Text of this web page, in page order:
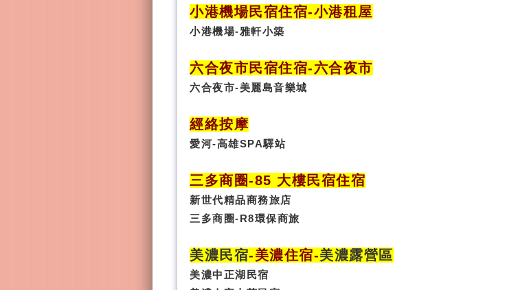
小港機場民宿住宿-小港租屋
小港機場-雅軒小築
六合夜市民宿住宿-六合夜市
六合夜市-美麗島音樂城
經絡按摩
愛河-高雄SPA驛站
三多商圈-85 大樓民宿住宿
新世代精品商務旅店
三多商圈-R8環保商旅
美濃民宿-美濃住宿-美濃露營區
美濃中正湖民宿